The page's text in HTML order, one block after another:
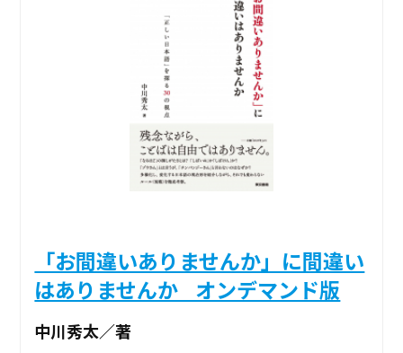
「お間違いありませんか」に間違い
はありませんか _オンデマンド版
中川秀太／著